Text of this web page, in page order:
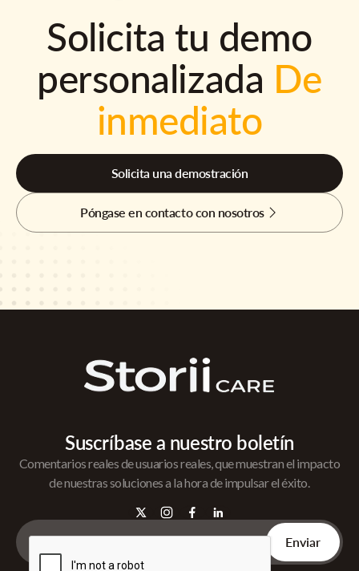
Solicita tu demo
personalizada De
inmediato
Solicita una demostración
Póngase en contacto con nosotros
Suscríbase a nuestro boletín
Comentarios reales de usuarios reales, que muestran el impacto
de nuestras soluciones a la hora de impulsar el éxito.